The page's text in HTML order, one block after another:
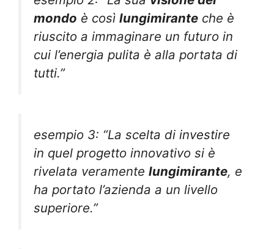
mondo è così lungimirante che è
riuscito a immaginare un futuro in
cui l’energia pulita è alla portata di
tutti.”
esempio 3: “La scelta di investire
in quel progetto innovativo si è
rivelata veramente lungimirante, e
ha portato l’azienda a un livello
superiore.”